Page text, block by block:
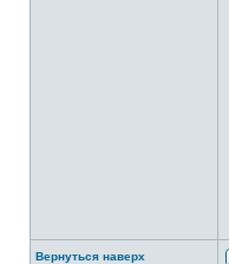
Вернуться наверх